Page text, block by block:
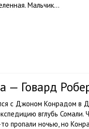
Мальчик...
— Говард
с Джоном Конрадом в
вглубь
пропали ночью, но